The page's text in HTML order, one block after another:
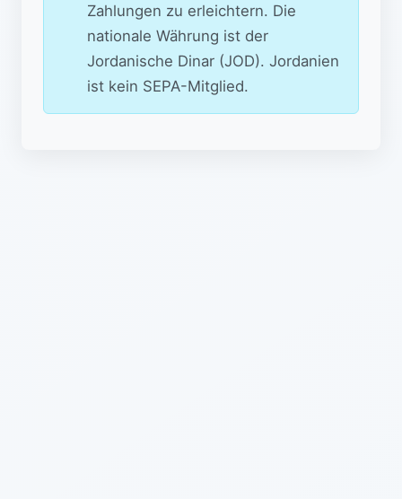
Zahlungen zu erleichtern. Die
nationale Währung ist der
Jordanische Dinar (JOD). Jordanien
ist kein SEPA-Mitglied.